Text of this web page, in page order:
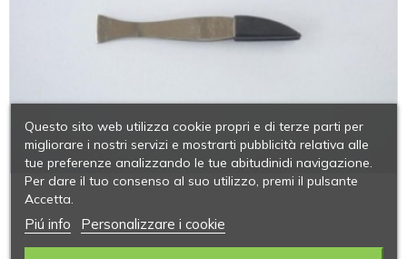
Questo sito web utilizza cookie propri e di terze parti per
migliorare i nostri servizi e mostrarti pubblicità relativa alle
tue preferenze analizzando le tue abitudinidi navigazione.
Per dare il tuo consenso al suo utilizzo, premi il pulsante
Accetta.
Piú info Personalizzare i cookie